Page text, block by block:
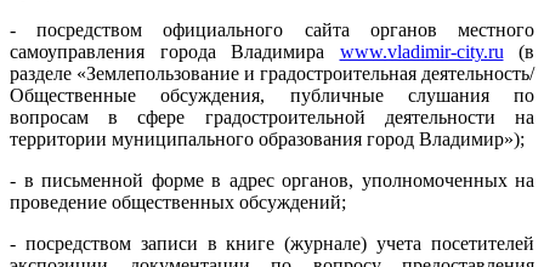
- посредством официального сайта органов местного
самоуправления города Владимира www.vladimir-city.ru (в
разделе «Землепользование и градостроительная деятельность/
Общественные обсуждения, публичные слушания по
вопросам в сфере градостроительной деятельности на
территории муниципального образования город Владимир»);
- в письменной форме в адрес органов, уполномоченных на
проведение общественных обсуждений;
- посредством записи в книге (журнале) учета посетителей